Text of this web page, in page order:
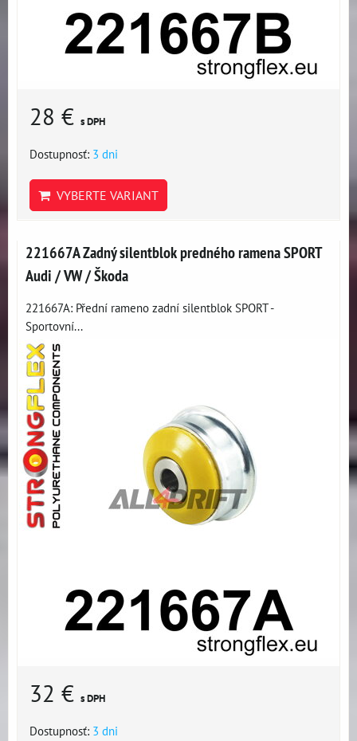
28 € s DPH
Dostupnosť: 3 dni
VYBERTE VARIANT
221667A Zadný silentblok predného ramena SPORT
Audi / VW / Škoda
221667A: Přední rameno zadní silentblok SPORT -
Sportovní...
32 € s DPH
Dostupnosť: 3 dni